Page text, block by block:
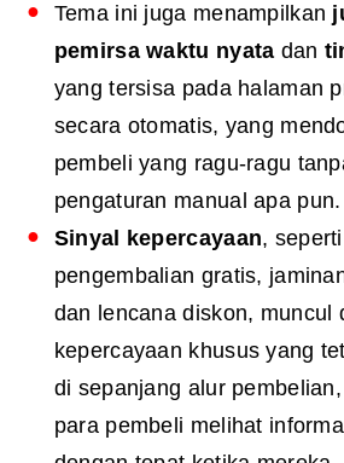
Tema ini juga menampilkan
pemirsa waktu nyata dan
yang tersisa pada halaman
secara otomatis, yang
pembeli yang ragu-ragu
pengaturan manual apa pun.
Sinyal kepercayaan, seperti
pengembalian gratis,
dan lencana diskon, muncul
kepercayaan khusus yang
di sepanjang alur
para pembeli melihat